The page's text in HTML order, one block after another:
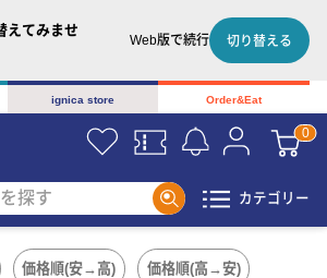
えてみませ
Web版で続行 切り替える
ignica store Order&Eat
カテゴリー
価格順(安→高) 価格順(高→安)